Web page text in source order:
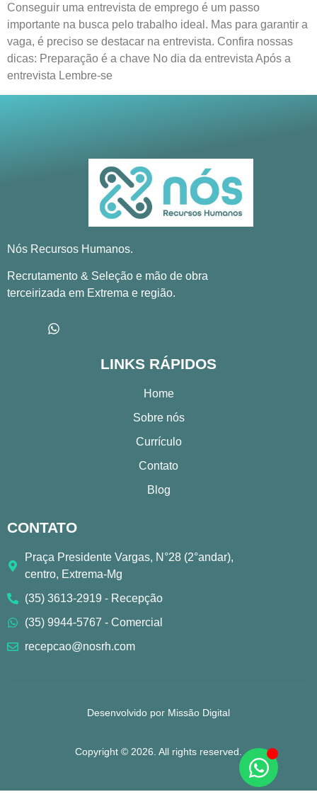
Conseguir uma entrevista de emprego é um passo
importante na busca pelo trabalho ideal. Mas para garantir a
vaga, é preciso se destacar na entrevista. Confira nossas
dicas: Preparação é a chave No dia da entrevista Após a
entrevista Lembre-se
Nós Recursos Humanos.
Recrutamento & Seleção e mão de obra
terceirizada em Extrema e região.
LINKS RÁPIDOS
Home
Sobre nós
Currículo
Contato
Blog
CONTATO
Praça Presidente Vargas, N°28 (2°andar),
centro, Extrema-Mg
(35) 3613-2919 - Recepção
(35) 9944-5767 - Comercial
recepcao@nosrh.com
Desenvolvido por Missão Digital
Copyright © 2026. All rights reserved.